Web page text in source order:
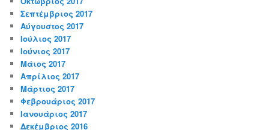
Σεπτέμβριος 2017
Αύγουστος 2017
Ιούλιος 2017
Ιούνιος 2017
Μάιος 2017
Απρίλιος 2017
Μάρτιος 2017
Φεβρουάριος 2017
Ιανουάριος 2017
Δεκέμβριος 2016